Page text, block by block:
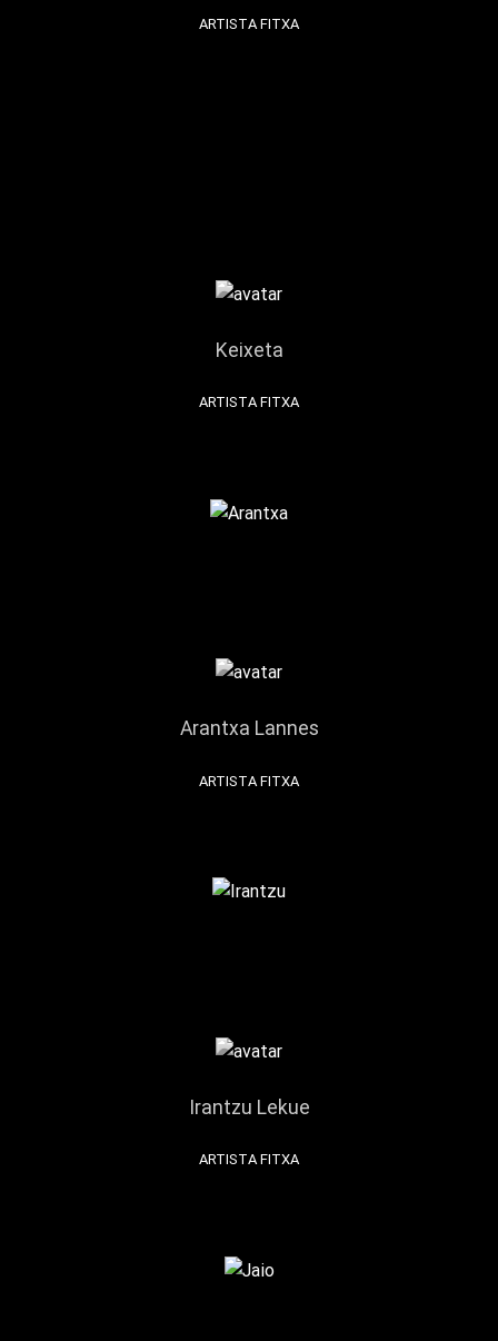
ARTISTA FITXA
Keixeta
ARTISTA FITXA
Arantxa Lannes
ARTISTA FITXA
Irantzu Lekue
ARTISTA FITXA